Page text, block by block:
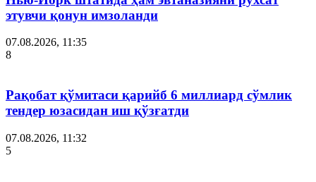
этувчи қонун имзоланди
07.08.2026, 11:35
8
Рақобат қўмитаси қарийб 6 миллиард сўмлик
тендер юзасидан иш қўзғатди
07.08.2026, 11:32
5